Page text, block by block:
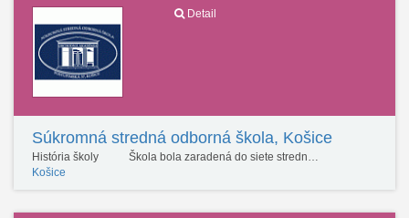
Detail
Súkromná stredná odborná škola, Košice
História školy Škola bola zaradená do siete stredn…
Košice